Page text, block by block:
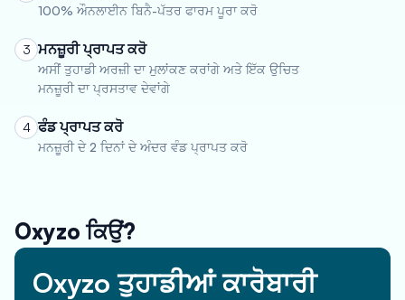
100% ਔਨਲਾਈਨ ਬਿਨੈ-ਪੱਤਰ ਫਾਰਮ ਪੂਰਾ ਕਰੋ
3 ਮਨਜ਼ੂਰੀ ਪ੍ਰਾਪਤ ਕਰੋ
ਅਸੀਂ ਤੁਹਾਡੀ ਅਰਜ਼ੀ ਦਾ ਮੁਲਾਂਕਣ ਕਰਾਂਗੇ ਅਤੇ ਇੱਕ ਉਚਿਤ
ਮਨਜ਼ੂਰੀ ਦਾ ਪ੍ਰਸਤਾਵ ਦੇਵਾਂਗੇ
4 ਫੰਡ ਪ੍ਰਾਪਤ ਕਰੋ
ਮਨਜ਼ੂਰੀ ਦੇ 2 ਦਿਨਾਂ ਦੇ ਅੰਦਰ ਵੰਡ ਪ੍ਰਾਪਤ ਕਰੋ
Oxyzo ਕਿਉਂ?
Oxyzo ਤੁਹਾਡੀਆਂ ਕਾਰੋਬਾਰੀ